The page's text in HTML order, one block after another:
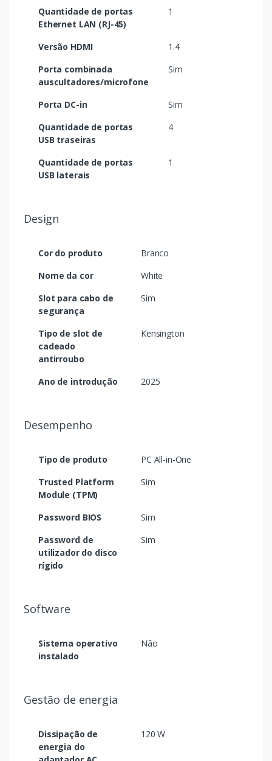
Quantidade de portas
Ethernet LAN (RJ-45)
1
Versão HDMI
1.4
Porta combinada
auscultadores/microfone
Sim
Porta DC-in
Sim
Quantidade de portas
USB traseiras
4
Quantidade de portas
USB laterais
1
Design
Cor do produto
Branco
Nome da cor
White
Slot para cabo de
segurança
Sim
Tipo de slot de
cadeado
antirroubo
Kensington
Ano de introdução 2025
Desempenho
Tipo de produto
PC All-in-One
Trusted Platform
Module (TPM)
Sim
Password BIOS
Sim
Password de
utilizador do disco
rígido
Sim
Software
Sistema operativo
instalado
Não
Gestão de energia
Dissipação de
energia do
120 W